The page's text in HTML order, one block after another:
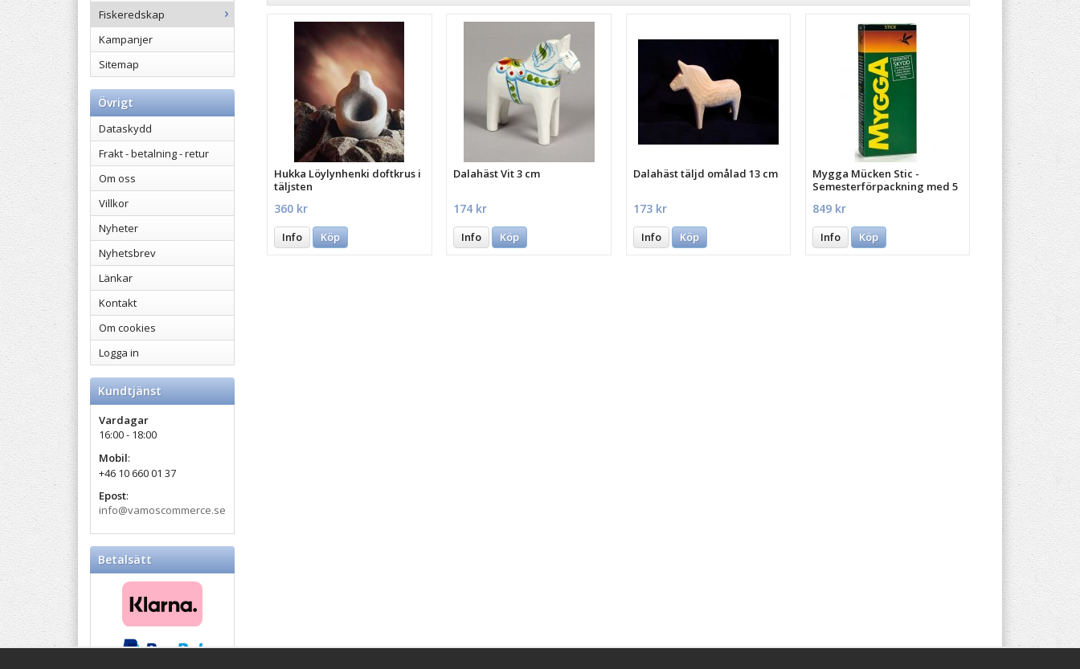
Fiskeredskap
Kampanjer
Sitemap
Övrigt
Dataskydd
Frakt - betalning - retur
Om oss
Villkor
Nyheter
Nyhetsbrev
Länkar
Kontakt
Om cookies
Logga in
Kundtjänst
Vardagar
16:00 - 18:00
Mobil:
+46 10 660 01 37
Epost:
info@vamoscommerce.se
Betalsätt
Hukka Löylynhenki doftkrus i
täljsten
360 kr
Info Köp
Dalahäst Vit 3 cm
174 kr
Info Köp
Dalahäst täljd omålad 13 cm
173 kr
Info Köp
Mygga Mücken Stic -
Semesterförpackning med 5
849 kr
Info Köp